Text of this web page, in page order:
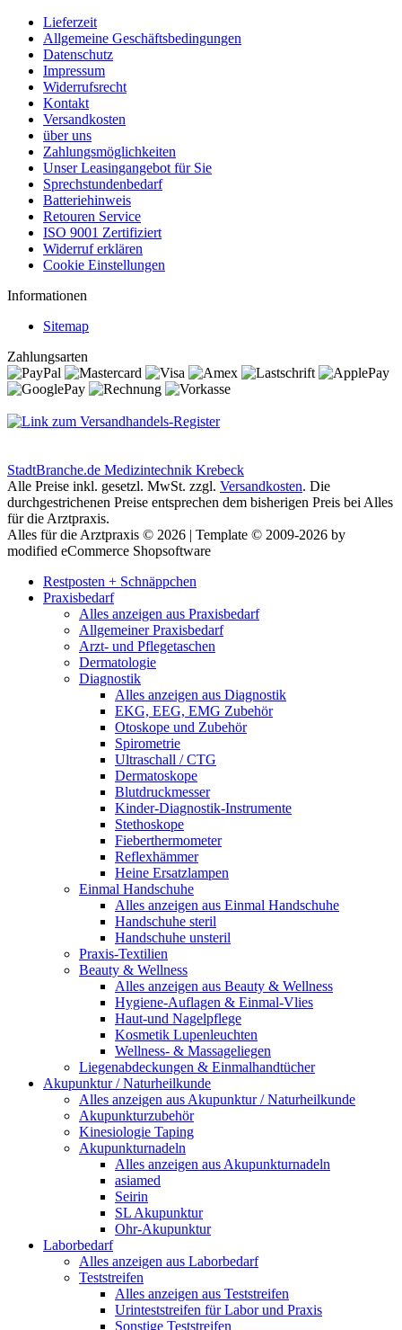
Lieferzeit
Allgemeine Geschäftsbedingungen
Datenschutz
Impressum
Widerrufsrecht
Kontakt
Versandkosten
über uns
Zahlungsmöglichkeiten
Unser Leasingangebot für Sie
Sprechstundenbedarf
Batteriehinweis
Retouren Service
ISO 9001 Zertifiziert
Widerruf erklären
Cookie Einstellungen
Informationen
Sitemap
Zahlungsarten
StadtBranche.de Medizintechnik Krebeck
Alle Preise inkl. gesetzl. MwSt. zzgl. Versandkosten. Die
durchgestrichenen Preise entsprechen dem bisherigen Preis bei Alles
für die Arztpraxis.
Alles für die Arztpraxis © 2026 | Template © 2009-2026 by
modified eCommerce Shopsoftware
Restposten + Schnäppchen
Praxisbedarf
Alles anzeigen aus Praxisbedarf
Allgemeiner Praxisbedarf
Arzt- und Pflegetaschen
Dermatologie
Diagnostik
Alles anzeigen aus Diagnostik
EKG, EEG, EMG Zubehör
Otoskope und Zubehör
Spirometrie
Ultraschall / CTG
Dermatoskope
Blutdruckmesser
Kinder-Diagnostik-Instrumente
Stethoskope
Fieberthermometer
Reflexhämmer
Heine Ersatzlampen
Einmal Handschuhe
Alles anzeigen aus Einmal Handschuhe
Handschuhe steril
Handschuhe unsteril
Praxis-Textilien
Beauty & Wellness
Alles anzeigen aus Beauty & Wellness
Hygiene-Auflagen & Einmal-Vlies
Haut-und Nagelpflege
Kosmetik Lupenleuchten
Wellness- & Massageliegen
Liegenabdeckungen & Einmalhandtücher
Akupunktur / Naturheilkunde
Alles anzeigen aus Akupunktur / Naturheilkunde
Akupunkturzubehör
Kinesiologie Taping
Akupunkturnadeln
Alles anzeigen aus Akupunkturnadeln
asiamed
Seirin
SL Akupunktur
Ohr-Akupunktur
Laborbedarf
Alles anzeigen aus Laborbedarf
Teststreifen
Alles anzeigen aus Teststreifen
Urinteststreifen für Labor und Praxis
Sonstige Teststreifen